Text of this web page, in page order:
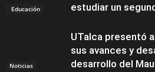
Educación
estudiar un
Noticias
UTalca presentó
sus avances y
desarrollo del